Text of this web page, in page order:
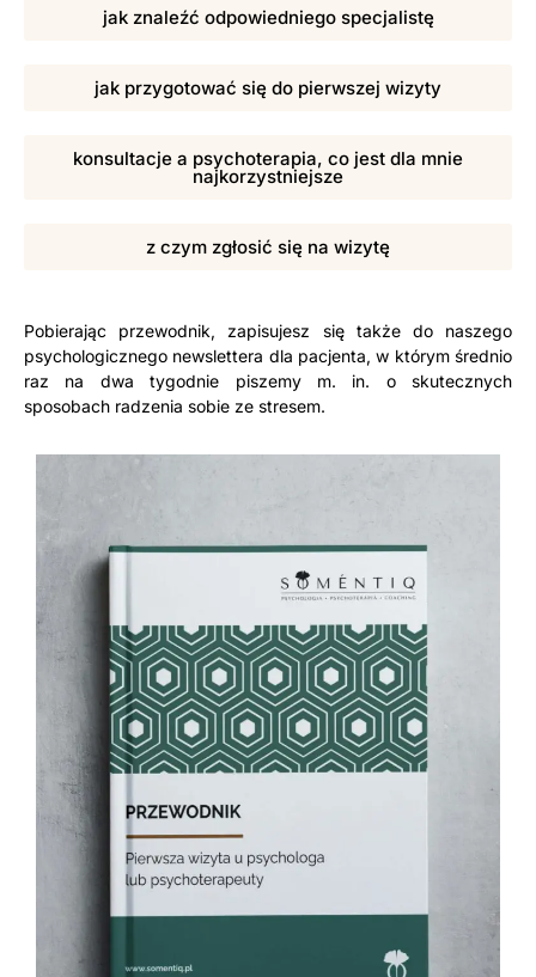
jak znaleźć odpowiedniego specjalistę
jak przygotować się do pierwszej wizyty
konsultacje a psychoterapia, co jest dla mnie
najkorzystniejsze
z czym zgłosić się na wizytę
Pobierając przewodnik, zapisujesz się także do naszego
psychologicznego newslettera dla pacjenta, w którym średnio
raz na dwa tygodnie piszemy m. in. o skutecznych
sposobach radzenia sobie ze stresem.